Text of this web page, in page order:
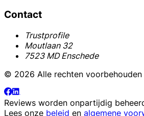
Contact
Trustprofile
Moutlaan 32
7523 MD Enschede
© 2026 Alle rechten voorbehouden
Reviews worden onpartijdig
Lees onze beleid en algemene